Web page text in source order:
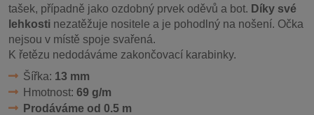
tašek, případně jako ozdobný prvek oděvů a bot. Díky své
lehkosti nezatěžuje nositele a je pohodlný na nošení. Očka
nejsou v místě spoje svařená.
K řetězu nedodáváme zakončovací karabinky.
Šířka: 13 mm
Hmotnost: 69 g/m
Prodáváme od 0.5 m